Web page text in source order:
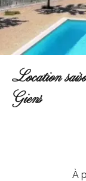
Location
Giens
À